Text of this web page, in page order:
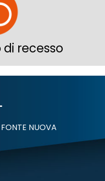
recesso
NUOVA